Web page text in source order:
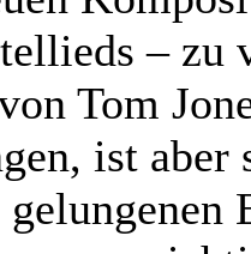
– zu
Tom
ist aber